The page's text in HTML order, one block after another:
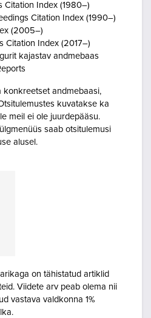
Citation Index (1980–)
Citation Index (1990–)
(2005–)
Citation Index (2017–)
kajastav andmebaas
konkreetset andmebaasi,
kuvatakse ka
meil ei ole juurdepääsu.
saab otsitulemusi
alusel.
on tähistatud artiklid
Viidete arv peab olema nii
vastava valdkonna 1%